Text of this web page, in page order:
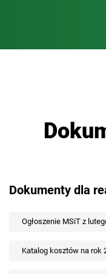
Dokumenty dla
Ogłoszenie MSiT z
Katalog kosztów na rok